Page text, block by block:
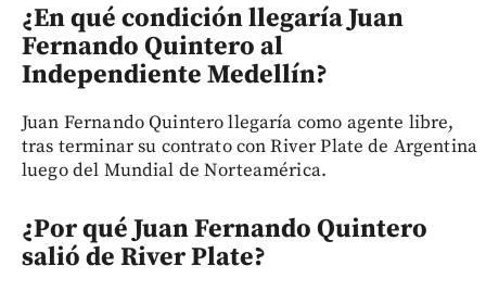
¿En qué condición llegaría Juan
Fernando Quintero al
Independiente Medellín?
Juan Fernando Quintero llegaría como agente libre,
tras terminar su contrato con River Plate de Argentina
luego del Mundial de Norteamérica.
¿Por qué Juan Fernando Quintero
salió de River Plate?